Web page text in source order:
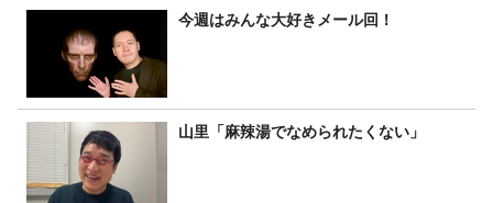
今週はみんな大好きメール回！
山里「麻辣湯でなめられたくない」